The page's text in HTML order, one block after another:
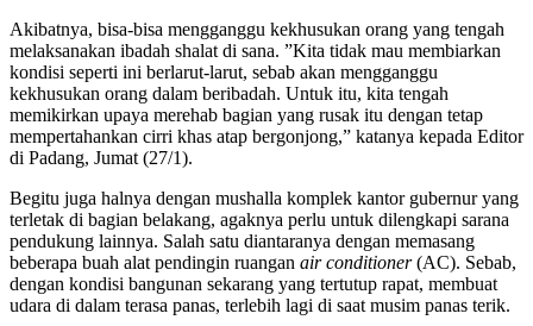
Akibatnya, bisa-bisa mengganggu kekhusukan orang yang tengah
melaksanakan ibadah shalat di sana. ”Kita tidak mau membiarkan
kondisi seperti ini berlarut-larut, sebab akan mengganggu
kekhusukan orang dalam beribadah. Untuk itu, kita tengah
memikirkan upaya merehab bagian yang rusak itu dengan tetap
mempertahankan cirri khas atap bergonjong,” katanya kepada Editor
di Padang, Jumat (27/1).
Begitu juga halnya dengan mushalla komplek kantor gubernur yang
terletak di bagian belakang, agaknya perlu untuk dilengkapi sarana
pendukung lainnya. Salah satu diantaranya dengan memasang
beberapa buah alat pendingin ruangan air conditioner(AC). Sebab,
dengan kondisi bangunan sekarang yang tertutup rapat, membuat
udara di dalam terasa panas, terlebih lagi di saat musim panas terik.